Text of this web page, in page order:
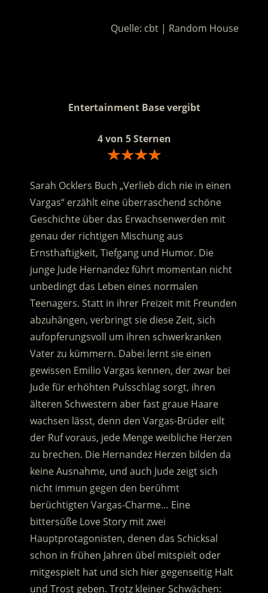
Quelle: cbt | Random House
Entertainment Base vergibt
4 von 5 Sternen
Sarah Ocklers Buch „Verlieb dich nie in einen
Vargas“ erzählt eine überraschend schöne
Geschichte über das Erwachsenwerden mit
genau der richtigen Mischung aus
Ernsthaftigkeit, Tiefgang und Humor. Die
junge Jude Hernandez führt momentan nicht
unbedingt das Leben eines normalen
Teenagers. Statt in ihrer Freizeit mit Freunden
abzuhängen, verbringt sie diese Zeit, sich
aufopferungsvoll um ihren schwerkranken
Vater zu kümmern. Dabei lernt sie einen
gewissen Emilio Vargas kennen, der zwar bei
Jude für erhöhten Pulsschlag sorgt, ihren
älteren Schwestern aber fast graue Haare
wachsen lässt, denn den Vargas-Brüder eilt
der Ruf voraus, jede Menge weibliche Herzen
zu brechen. Die Hernandez Herzen bilden da
keine Ausnahme, und auch Jude zeigt sich
nicht immun gegen den berühmt
berüchtigten Vargas-Charme… Eine
bittersüße Love Story mit zwei
Hauptprotagonisten, denen das Schicksal
schon in frühen Jahren übel mitspielt oder
mitgespielt hat und sich hier gegenseitig Halt
und Trost geben. Trotz kleiner Schwächen: